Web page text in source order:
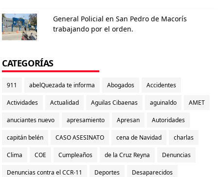
General Policial en San Pedro de Macorís
trabajando por el orden.
CATEGORÍAS
911 abelQuezada te informa Abogados Accidentes
Actividades Actualidad Aguilas Cibaenas aguinaldo AMET
anuciantes nuevo apresamiento Apresan Autoridades
capitán belén CASO ASESINATO cena de Navidad charlas
Clima COE Cumpleaños de la Cruz Reyna Denuncias
Denuncias contra el CCR-11 Deportes Desaparecidos